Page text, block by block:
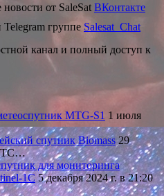
от SaleSat ВКонтакте
группе Salesat_Chat
канал и полный доступ к
MTG-S1 1 июля
спутник Biomass29
для мониторинга
1C5 декабря 2024 г. в 21:20